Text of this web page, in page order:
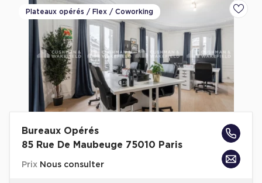
Plateaux opérés / Flex / Coworking
Bureaux Opérés
85 Rue De Maubeuge 75010 Paris
Prix Nous consulter